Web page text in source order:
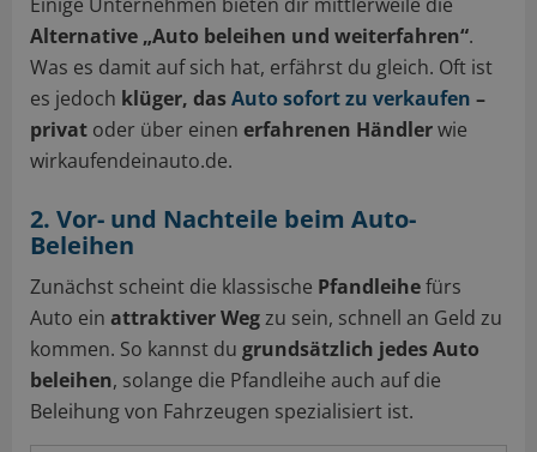
Alternative „Auto beleihen und weiterfahren“.
Was es damit auf sich hat, erfährst du gleich. Oft ist
es jedoch klüger, dasAuto sofort zu verkaufen –
privat oder über einen erfahrenen Händlerwie
wirkaufendeinauto.de.
2. Vor- und Nachteile beim Auto-
Beleihen
Zunächst scheint die klassische Pfandleihefürs
Auto ein attraktiver Wegzu sein, schnell an Geld zu
kommen. So kannst du grundsätzlich jedes Auto
beleihen, solange die Pfandleihe auch auf die
Beleihung von Fahrzeugen spezialisiert ist.